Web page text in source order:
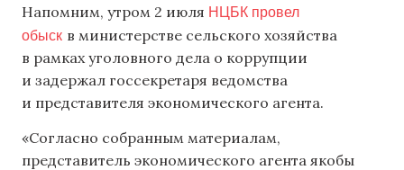
Напомним, утром 2 июля НЦБК провел
обыск в министерстве сельского хозяйства
в рамках уголовного дела о коррупции
и задержал госсекретаря ведомства
и представителя экономического агента.
«Согласно собранным материалам,
представитель экономического агента якобы